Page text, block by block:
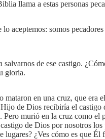
llama a estas personas
aceptemos: somos
de ese castigo.
gloria.
en una cruz, que era
de Dios recibiría el
murió en la cruz como el
de Dios por nosotros
¿Ves cómo es que Él